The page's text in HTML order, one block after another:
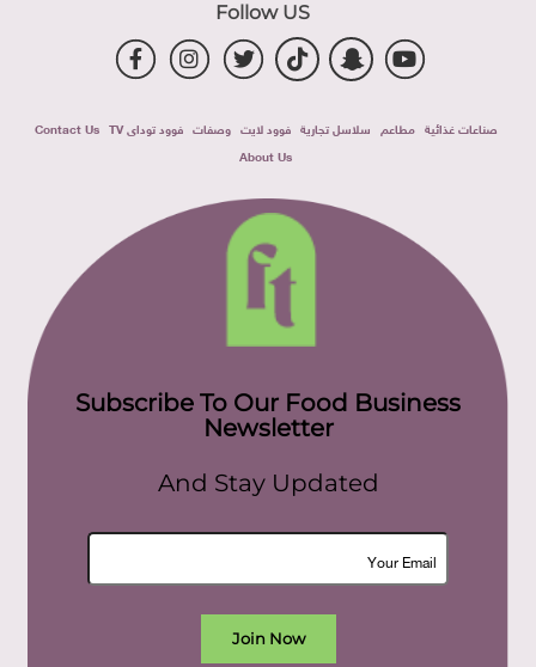
Follow US
صناعات غذائية مطاعم سلاسل تجارية فوود لايت وصفات فوود توداى TV
Contact Us
About Us
Subscribe To Our Food Business
Newsletter
And Stay Updated
Join Now